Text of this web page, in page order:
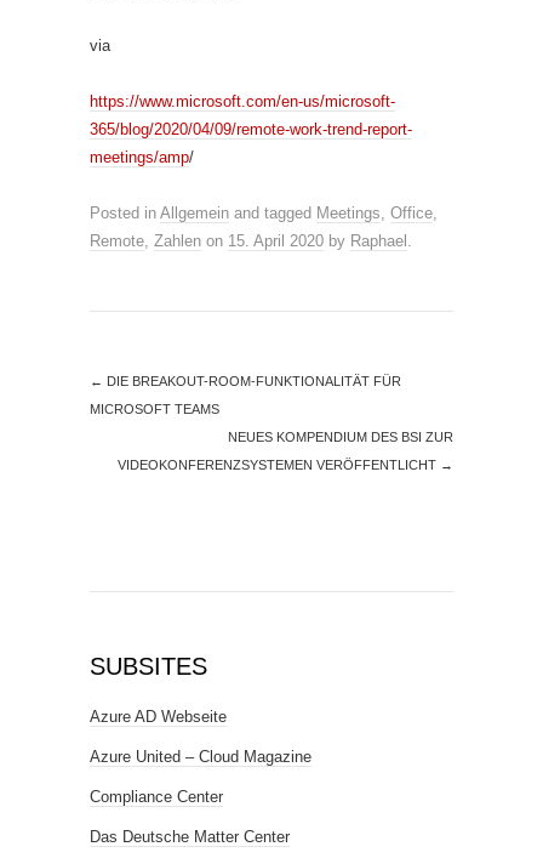
via
https://www.microsoft.com/en-us/microsoft-
365/blog/2020/04/09/remote-work-trend-report-
meetings/amp/
Posted in Allgemein and tagged Meetings, Office,
Remote, Zahlen on 15. April 2020 by Raphael .
← DIE BREAKOUT-ROOM-FUNKTIONALITÄT FÜR
MICROSOFT TEAMS
NEUES KOMPENDIUM DES BSI ZUR
VIDEOKONFERENZSYSTEMEN VERÖFFENTLICHT →
SUBSITES
Azure AD Webseite
Azure United – Cloud Magazine
Compliance Center
Das Deutsche Matter Center